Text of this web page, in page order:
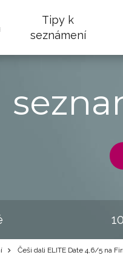
Tipy k
seznámení
Češi dali ELITE Date 4,6/5 na